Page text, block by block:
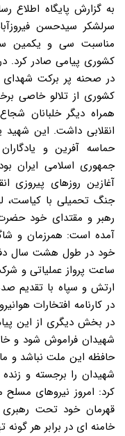
به گزارش پایگاه اطلاع
سرلشکر سیدحسن
مناسبت سی و یکمین
کشوری پیامی صادر کرد.
در صحنه پر برکت شهدای
کشوری از تلالو خاصی
همراه دیگر خلبانان
انقلابی داشت. این شهید
حماسه آفرین و
جمهوری اسلامی ایران
آغازین روزهای پیروزی
جنگ تحمیلی با کیاست،
رهبر و مقتدای خود
آمده است: همرزمان و
خود در طول هشت سال
ساعت پرواز عملیاتی و
ارتش و سپاه با تقدیم
در کارنامه افتخارات
در بخش دیگری از این
شهیدان فراموش شود و
حافظه این ملت نباشد و
شهیدان را برجسته و زنده
کرد: امروز نیروهای مسلح
قهرمان خود تحت
خامنه ای در برابر هر گونه